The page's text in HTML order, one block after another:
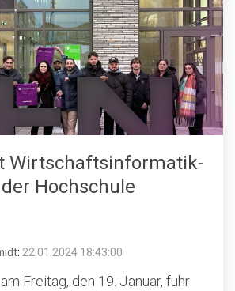
Wirtschaftsinformatik-
Hochschule
: 22.01.2024 18:43:00
Freitag, den 19. Januar, fuhr